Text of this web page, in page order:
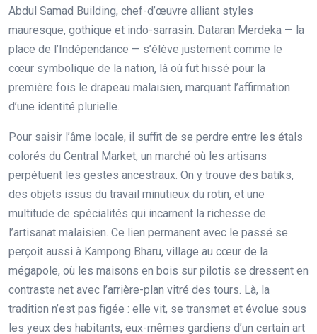
Abdul Samad Building, chef-d’œuvre alliant styles
mauresque, gothique et indo-sarrasin. Dataran Merdeka — la
place de l’Indépendance — s’élève justement comme le
cœur symbolique de la nation, là où fut hissé pour la
première fois le drapeau malaisien, marquant l’affirmation
d’une identité plurielle.
Pour saisir l’âme locale, il suffit de se perdre entre les étals
colorés du Central Market, un marché où les artisans
perpétuent les gestes ancestraux. On y trouve des batiks,
des objets issus du travail minutieux du rotin, et une
multitude de spécialités qui incarnent la richesse de
l’artisanat malaisien. Ce lien permanent avec le passé se
perçoit aussi à Kampong Bharu, village au cœur de la
mégapole, où les maisons en bois sur pilotis se dressent en
contraste net avec l’arrière-plan vitré des tours. Là, la
tradition n’est pas figée : elle vit, se transmet et évolue sous
les yeux des habitants, eux-mêmes gardiens d’un certain art